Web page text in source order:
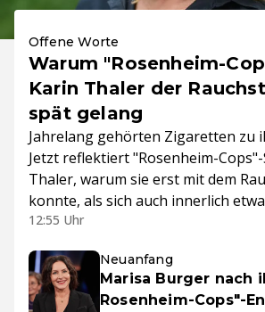
Offene Worte
Warum "Rosenheim-
Karin Thaler der
spät gelang
Jahrelang gehörten Zigaretten zu
Jetzt reflektiert "Rosenheim-
Thaler, warum sie erst mit dem
konnte, als sich auch innerlich
12:55 Uhr
Neuanfang
Marisa Burger nach
Rosenheim-Cops"-